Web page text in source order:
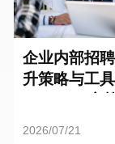
企业内部招
升策略与工
2026/07/21